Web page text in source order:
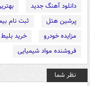
دانلود آهنگ جدید
پرشین هتل
ثبت نام
مزایده خودرو
خرید
فروشنده مواد شیمیایی
نظر شما